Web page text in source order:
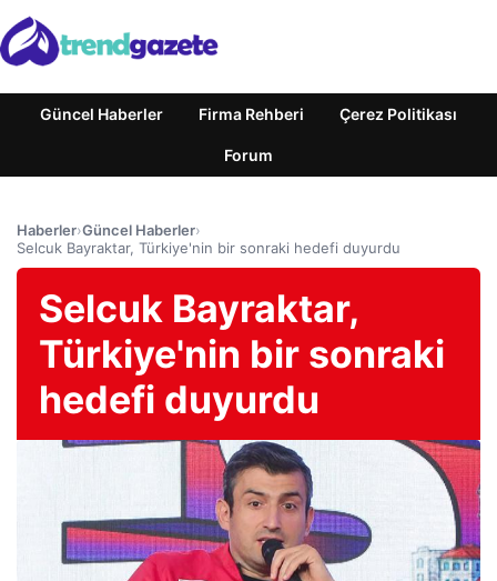
Güncel Haberler Firma Rehberi Çerez Politikası
Forum
Haberler›Güncel Haberler›
Selcuk Bayraktar, Türkiye'nin bir sonraki hedefi duyurdu
Selcuk Bayraktar,
Türkiye'nin bir sonraki
hedefi duyurdu